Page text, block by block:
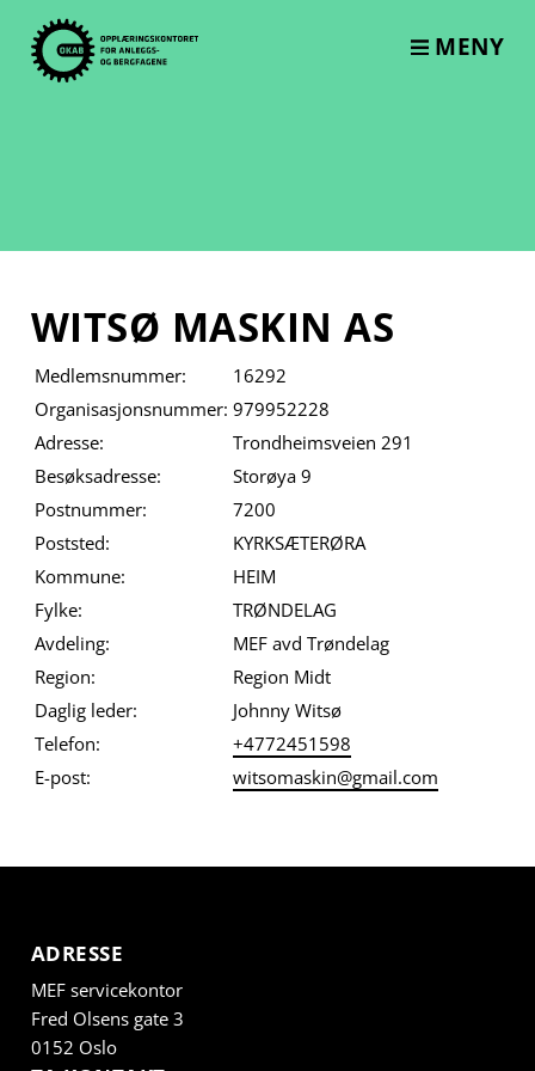
content
MENY
WITSØ MASKIN AS
Medlemsnummer:
16292
Organisasjonsnummer: 979952228
Adresse:
Trondheimsveien 291
Besøksadresse:
Storøya 9
Postnummer:
7200
Poststed:
KYRKSÆTERØRA
Kommune:
HEIM
Fylke:
TRØNDELAG
Avdeling:
MEF avd Trøndelag
Region:
Region Midt
Daglig leder:
Johnny Witsø
Telefon:
+4772451598
E-post:
witsomaskin@gmail.com
ADRESSE
MEF servicekontor
Fred Olsens gate 3
0152 Oslo